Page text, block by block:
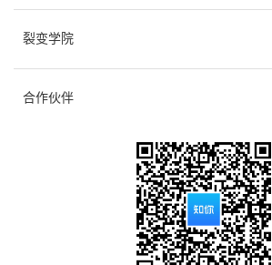
裂变学院
合作伙伴